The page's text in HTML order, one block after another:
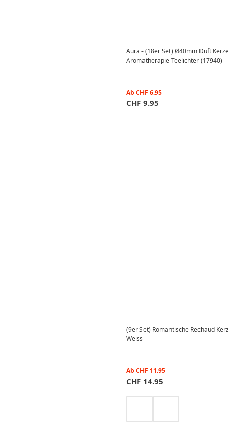
Aura - (18er Set) Ø40mm Duft
Aromatherapie Teelichter (17940) -
Ab CHF 6.95
CHF 9.95
(9er Set) Romantische Rechaud
Weiss
Ab CHF 11.95
CHF 14.95